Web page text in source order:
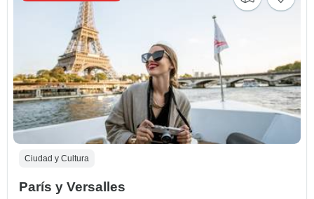
Ciudad y Cultura
París y Versalles